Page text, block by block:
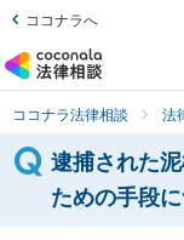
ココナラへ
ココナラ法律相談 法
逮捕された
ための手段